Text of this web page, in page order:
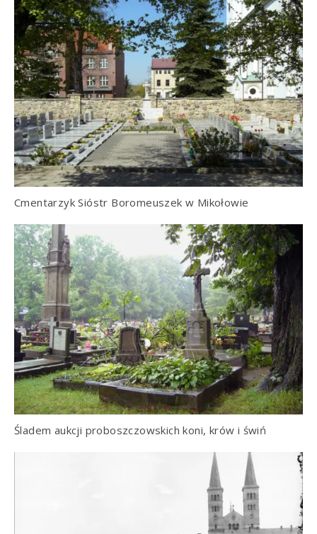
Cmentarzyk Sióstr Boromeuszek w Mikołowie
Śladem aukcji proboszczowskich koni, krów i świń